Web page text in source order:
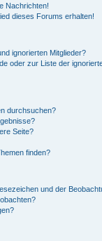
Nachrichten!
dieses Forums erhalten!
ignorierten Mitglieder?
oder zur Liste der
durchsuchen?
Seite?
finden?
und der